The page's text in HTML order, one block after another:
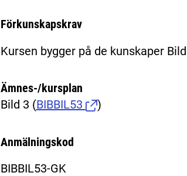
Förkunskapskrav
Kursen bygger på de kunskaper
Ämnes-/kursplan
Bild 3 (BIBBIL53 )
Anmälningskod
BIBBIL53-GK